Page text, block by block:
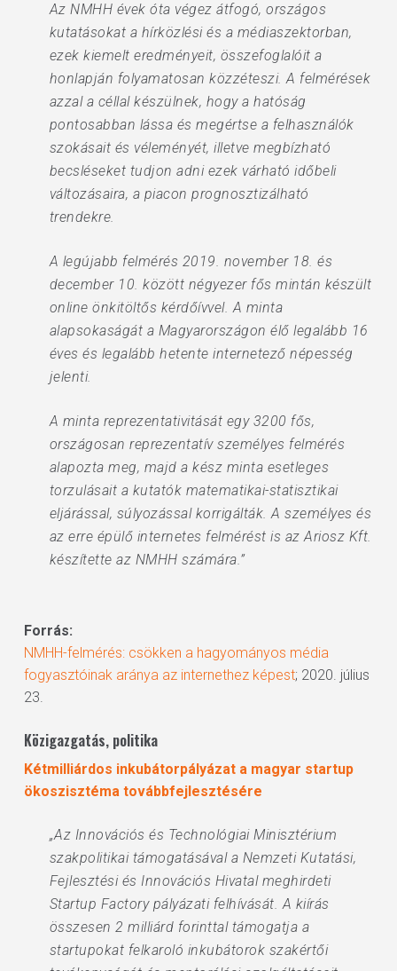
Az NMHH évek óta végez átfogó, országos
kutatásokat a hírközlési és a médiaszektorban,
ezek kiemelt eredményeit, összefoglalóit a
honlapján folyamatosan közzéteszi. A felmérések
azzal a céllal készülnek, hogy a hatóság
pontosabban lássa és megértse a felhasználók
szokásait és véleményét, illetve megbízható
becsléseket tudjon adni ezek várható időbeli
változásaira, a piacon prognosztizálható
trendekre.
A legújabb felmérés 2019. november 18. és
december 10. között négyezer fős mintán készült
online önkitöltős kérdőívvel. A minta
alapsokaságát a Magyarországon élő legalább 16
éves és legalább hetente internetező népesség
jelenti.
A minta reprezentativitását egy 3200 fős,
országosan reprezentatív személyes felmérés
alapozta meg, majd a kész minta esetleges
torzulásait a kutatók matematikai-statisztikai
eljárással, súlyozással korrigálták. A személyes és
az erre épülő internetes felmérést is az Ariosz Kft.
készítette az NMHH számára.”
Forrás:
NMHH-felmérés: csökken a hagyományos média
fogyasztóinak aránya az internethez képest; 2020. július
23.
Közigazgatás, politika
Kétmilliárdos inkubátorpályázat a magyar startup
ökoszisztéma továbbfejlesztésére
„Az Innovációs és Technológiai Minisztérium
szakpolitikai támogatásával a Nemzeti Kutatási,
Fejlesztési és Innovációs Hivatal meghirdeti
Startup Factory pályázati felhívását. A kiírás
összesen 2 milliárd forinttal támogatja a
startupokat felkaroló inkubátorok szakértői